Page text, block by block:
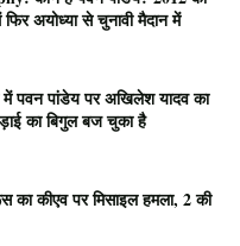
अयोध्या से चुनावी मैदान में
पवन पांडेय पर अखिलेश यादव का
का बिगुल बज चुका है
कीएव पर मिसाइल हमला, 2 की